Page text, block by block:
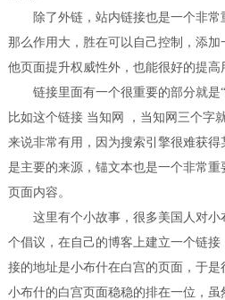
除了外链，站内链接也是一个非常
那么作用大，胜在可以自己控制，添
他页面提升权威性外，也能很好的提高
链接里面有一个很重要的部分就是“
比如这个链接 当知网 ，当知网三个字
来说非常有用，因为搜索引擎很难获
是主要的来源，锚文本也是一个非常
页面内容。
这里有个小故事，很多美国人对小
个倡议，在自己的博客上建立一个链接
接的地址是小布什在白宫的页面，于是
小布什的白宫页面稳稳的排在一位，